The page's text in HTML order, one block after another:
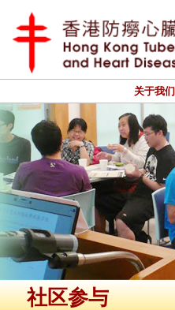
关于我们
社区参与